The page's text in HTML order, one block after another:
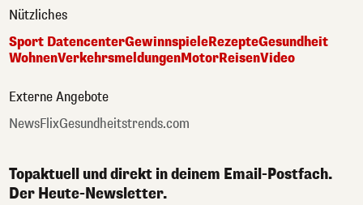
Nützliches
Sport DatencenterGewinnspieleRezepteGesundheit
WohnenVerkehrsmeldungenMotorReisenVideo
Externe Angebote
NewsFlixGesundheitstrends.com
Topaktuell und direkt in deinem Email-Postfach.
Der Heute-Newsletter.